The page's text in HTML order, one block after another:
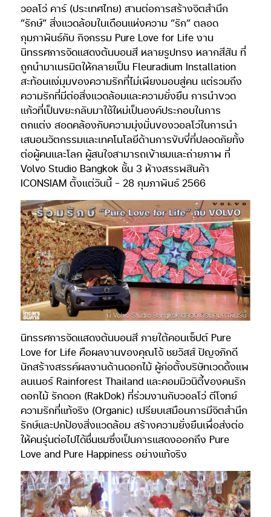
วอลโว่ คาร์ (ประเทศไทย) สานต่อการสร้างจิตสำนึก
”รักษ์” สิ่งแวดล้อมในเดือนแห่งความ ”รัก” ตลอด
กุมภาพันธ์กับ กิจกรรม Pure Love for Life งาน
นิทรรศการจัดแสดงต้นบอนสี หลายรูปทรง หลากสีสัน ที่
ถูกนำมาเนรมิตให้กลายเป็น Fleuradium Installation
สะท้อนแง่มุมของความรักที่ไม่เพียงมอบสู่คน แต่รวมถึง
ความรักที่มีต่อสิ่งแวดล้อมและความยั่งยืน การนำขวด
แก้วที่เป็นขยะกลับมาใช้ใหม่เป็นองค์ประกอบในการ
ตกแต่ง สอดคล้องกับความมุ่งมั่นของวอลโว่ในการนำ
เสนอนวัตกรรมและเทคโนโลยีด้านการขับขี่ที่ปลอดภัยทั้ง
ต่อผู้คนและโลก ผู้สนใจสามารถเข้าชมและถ่ายภาพ ที่
Volvo Studio Bangkok ชั้น 3 ห้างสรรพสินค้า
ICONSIAM ตั้งแต่วันนี้ – 28 กุมภาพันธ์ 2566
นิทรรศการจัดแสดงต้นบอนสี ภายใต้คอนเซ็ปต์ Pure
Love for Life คือผลงานของคุณโจ้ ชยวัสส์ ปัญจภักดี
นักสร้างสรรค์ผลงานด้านดอกไม้ ผู้ก่อตั้งบริษัทเวดดิ้งแพ
ลนเนอร์ Rainforest Thailand และคอมมิวนิตี้ของคนรัก
ดอกไม้ รักดอก (RakDok) ที่ร่วมงานกับวอลโว่ ตีโจทย์
ความรักที่แท้จริง (Organic) เปรียบเสมือนการมีจิตสำนึก
รักษ์และปกป้องสิ่งแวดล้อม สร้างความยั่งยืนเพื่อส่งต่อ
ให้คนรุ่นต่อไปได้ชื่นชมซึ่งเป็นการแสดงออกถึง Pure
Love and Pure Happiness อย่างแท้จริง